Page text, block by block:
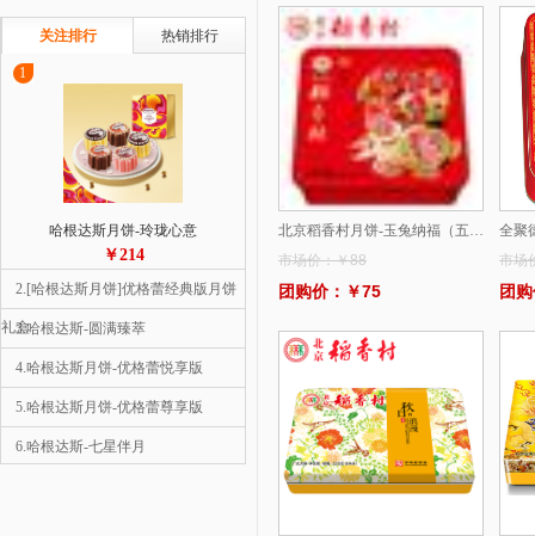
关注排行 热销排行
1
哈根达斯月饼-玲珑心意
￥214
2.[哈根达斯月饼]优格蕾经典版月饼
礼盒
3.哈根达斯-圆满臻萃
4.哈根达斯月饼-优格蕾悦享版
5.哈根达斯月饼-优格蕾尊享版
6.哈根达斯-七星伴月
北京稻香村月饼-玉兔纳福（五仁、铁盒）
市场价：￥88
团购价：￥75
全聚
市场
团